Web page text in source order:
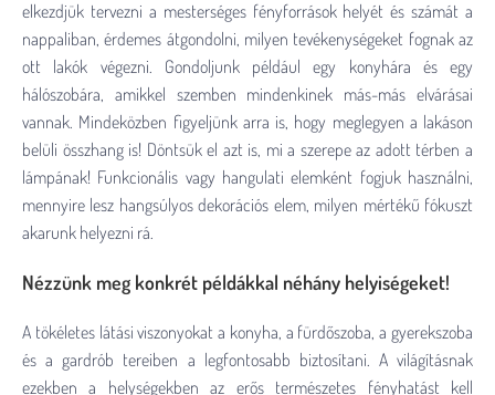
elkezdjük tervezni a mesterséges fényforrások helyét és számát a
nappaliban, érdemes átgondolni, milyen tevékenységeket fognak az
ott lakók végezni. Gondoljunk például egy konyhára és egy
hálószobára, amikkel szemben mindenkinek más-más elvárásai
vannak. Mindeközben figyeljünk arra is, hogy meglegyen a lakáson
belüli összhang is! Döntsük el azt is, mi a szerepe az adott térben a
lámpának! Funkcionális vagy hangulati elemként fogjuk használni,
mennyire lesz hangsúlyos dekorációs elem, milyen mértékű fókuszt
akarunk helyezni rá.
Nézzünk meg konkrét példákkal néhány helyiségeket!
A tökéletes látási viszonyokat a konyha, a fürdőszoba, a gyerekszoba
és a gardrób tereiben a legfontosabb biztosítani. A világításnak
ezekben a helységekben az erős természetes fényhatást kell